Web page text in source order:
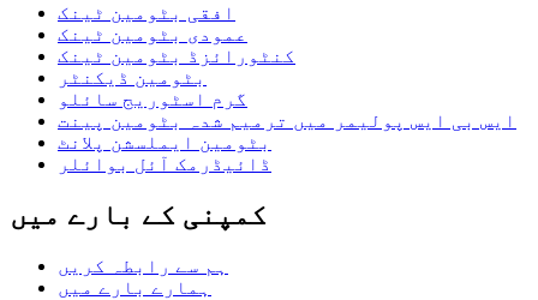
افقی بٹومین ٹینک
عمودی بٹومین ٹینک
کنٹورائزڈ بٹومین ٹینک
بٹومین ڈیکنٹر
گرم اسٹوریج سائلو
ایس بی ایس پولیمر میں ترمیم شدہ بٹومین پینت
بٹومین ایملسشن پلانٹ
ڈائیڈرمک آئل بوائلر
کمپنی کے بارے میں
ہم سے رابطہ کریں
ہمارے بارے میں